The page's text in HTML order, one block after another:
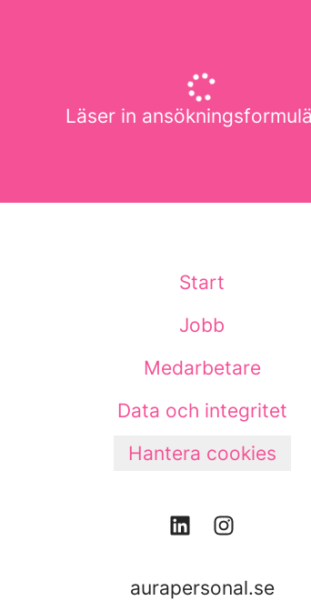
Läser in
Start
Jobb
Medarbetare
Data och integritet
Hantera cookies
aurapersonal.se